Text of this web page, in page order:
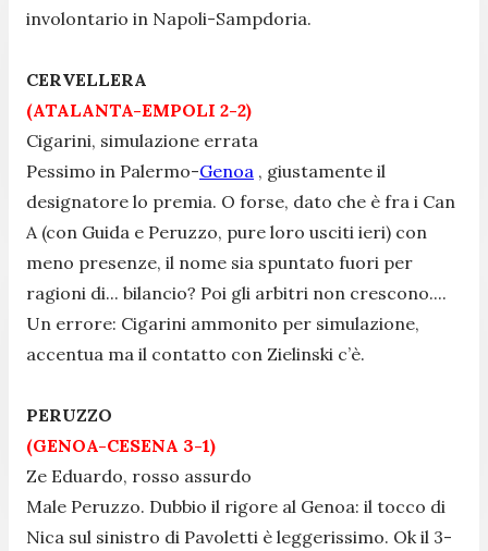
involontario in Napoli-Sampdoria.
CERVELLERA
(ATALANTA-EMPOLI 2-2)
Cigarini, simulazione errata
Pessimo in Palermo-Genoa , giustamente il
designatore lo premia. O forse, dato che è fra i Can
A (con Guida e Peruzzo, pure loro usciti ieri) con
meno presenze, il nome sia spuntato fuori per
ragioni di... bilancio? Poi gli arbitri non crescono....
Un errore: Cigarini ammonito per simulazione,
accentua ma il contatto con Zielinski c’è.
PERUZZO
(GENOA-CESENA 3-1)
Ze Eduardo, rosso assurdo
Male Peruzzo. Dubbio il rigore al Genoa: il tocco di
Nica sul sinistro di Pavoletti è leggerissimo. Ok il 3-